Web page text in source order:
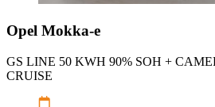
Opel Mokka-e
GS LINE 50 KWH 90% SOH +
CRUISE